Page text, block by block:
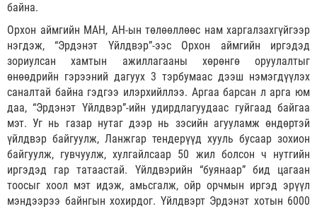
байна.
Орхон аймгийн МАН, АН-ын төлөөллөөс нам харгалзахгүйгээр
нэгдэж, “Эрдэнэт Үйлдвэр”-ээс Орхон аймгийн иргэдэд
зориулсан хамтын ажиллагааны хөрөнгө оруулалтыг
өнөөдрийн гэрээний дагуух 3 тэрбумаас дээш нэмэгдүүлэх
саналтай байна гэдгээ илэрхийллээ. Аргаа барсан л арга юм
даа, “Эрдэнэт Үйлдвэр”-ийн удирдлагуудаас гуйгаад байгаа
мэт. Уг нь газар нутаг дээр нь зэсийн агууламж өндөртэй
үйлдвэр байгуулж, Ланжгар тендерүүд хууль бусаар зохион
байгуулж, гувчуулж, хулгайлсаар 50 жил болсон ч нутгийн
иргэдэд гар татаастай. Үйлдвэрийн “буянаар” бид цагаан
тоосыг хоол мэт идэж, амьсгалж, ойр орчмын иргэд эрүүл
мэндээрээ байнгын хохирдог. Үйлдвэрт Эрдэнэт хотын 6000